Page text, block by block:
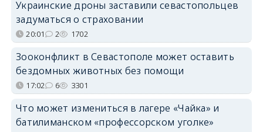
Украинские дроны заставили севастопольцев
задуматься о страховании
20:01 2 1702
Зооконфликт в Севастополе может оставить
бездомных животных без помощи
17:02 6 3301
Что может измениться в лагере «Чайка» и
батилиманском «профессорском уголке»